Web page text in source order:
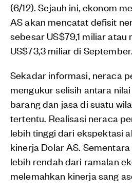
(6/12). Sejauh ini, ekonom
AS akan mencatat defisit
sebesar US$79,1 miliar atau
US$73,3 miliar di September.
Sekadar informasi, neraca
mengukur selisih antara
barang dan jasa di suatu
tertentu. Realisasi neraca
lebih tinggi dari ekspektasi
kinerja Dolar AS.
lebih rendah dari ramalan
melemahkan kinerja sang